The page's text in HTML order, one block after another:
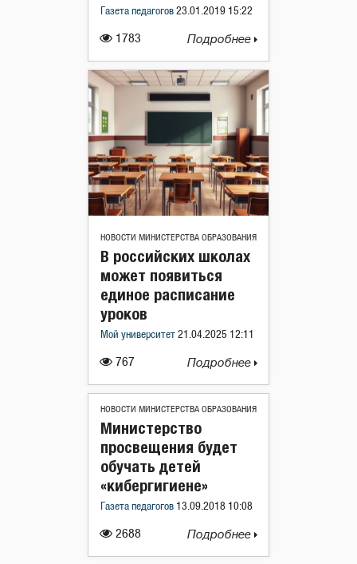
1783
Газета педагогов 23.01.2019 15:22
Подробнее
НОВОСТИ МИНИСТЕРСТВА ОБРАЗОВАНИЯ
767
В российских школах
может появиться
единое расписание
уроков
Мой университет 21.04.2025 12:11
Подробнее
НОВОСТИ МИНИСТЕРСТВА ОБРАЗОВАНИЯ
2688
Министерство
просвещения будет
обучать детей
«кибергигиене»
Газета педагогов 13.09.2018 10:08
Подробнее